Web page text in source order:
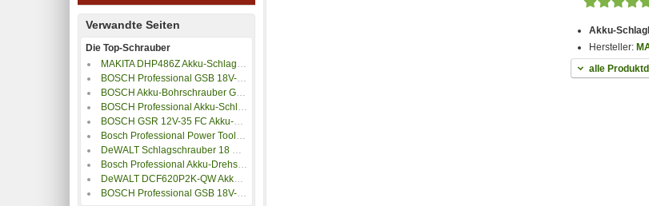
Verwandte Seiten
Die Top-Schrauber
MAKITA DHP486Z Akku-Schlagbohrschrauber
BOSCH Professional GSB 18V-55 Solo 2-Gang-Akku-Schlagbohrschrauber
BOSCH Akku-Bohrschrauber GSR 10,8-2-LI Professional ohne Akku und Ladegerät 0601868101
BOSCH Professional Akku-Schlagbohrschrauber 18V Li-Ion
BOSCH GSR 12V-35 FC Akku-Bohrschrauber
Bosch Professional Power Tools (BI) Bosch GDX 18V-210 C (solo C)
DeWALT Schlagschrauber 18 V / 5.0 (BL)
Bosch Professional Akku-Drehschlagschrauber GDR 18V-210 C 2 x Akku ProCORE18V 4.0Ah L-Boxx
DeWALT DCF620P2K-QW Akku Magazinschrauber
BOSCH Professional GSB 18V-28 -Akku-Schlagbohrmaschine inkl. 2. Akku
Akku-
Hersteller:
alle